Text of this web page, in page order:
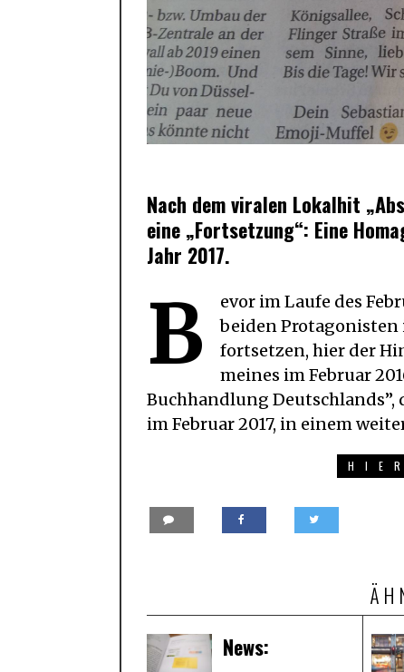
Nach dem viralen Lokalhit
eine „Fortsetzung“: Eine
Jahr 2017.
B
evor im Laufe des
beiden Protagonisten
fortsetzen, hier der
meines im Februar
Buchhandlung Deutschlands”,
im Februar 2017, in einem
News: